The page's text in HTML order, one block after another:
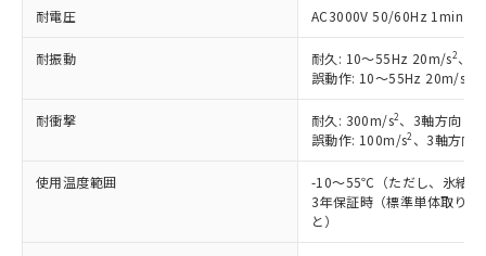
耐電圧 AC3000V 50/60Hz 1min (
耐振動 耐久: 10～55Hz 20m/s2、3
誤動作: 10～55Hz 20m/s
耐衝撃 耐久: 300m/s2、3軸方向 各
誤動作: 100m/s2 、3軸方向
使用温度範囲
-10～55℃（ただし、氷結、
3年保証時（標準単体取り
と）
本サービスは、当社制御機器事業取扱
商品の当社在庫状況および標準価格
(税抜)を提供させていただくもので
当社制御機器事業取扱商品の中には、
本サービスの対象外となる商品もある
在庫状況および標準価格照会結果は、
記載している更新日時点での社内デー
タに基づき作成されるものであり、閲
調査・確認中：EU RoHS指令（10物質）の
非含有の対応状況を調査中または確認中の
非該当品：ライセンス料など無形物で、有
害物質有無と関係のない商品です。
仕入先様の事情により、非含有部品として
いたものが、含有品と判明した場合などや
むを得ず変更することがあります。
鉛(Pb) 1000ppm以下、 水銀(Hg) 1000ppm以下、 カド
「○」：最大均質材料含有率が中国RoHSの
基準値以下であることを示します。
「×」：最大均質材料含有率が中国RoHSの
基準値を超えていることを示します。
「－」：未確認です。当社販売部門へお問
*中国RoHS10物質の基準値 (GB/T26572)：
当社は、これら貴社製品のうち、外国
為替および外国貿易法に定める商品
（以下｢規制貨物等」という）を輸出
または国外への提供する場合は、日本